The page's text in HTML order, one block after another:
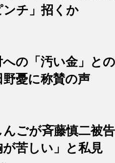
ンチ」招くか
への「汚い金」と
野憂に称賛の声
んごが斉藤慎二被
が苦しい」と私見